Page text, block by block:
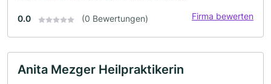
0.0 (0 Bewertungen) Firma bewerten
Anita Mezger Heilpraktikerin